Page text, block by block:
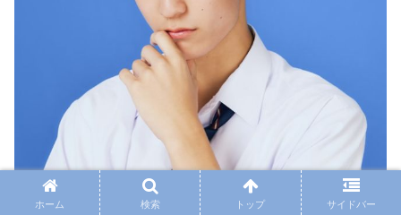
ホーム 検索 トップ サイドバー